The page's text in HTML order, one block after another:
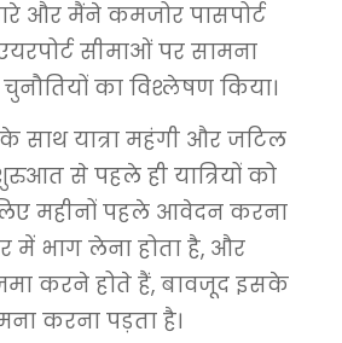
और मैंने कमजोर पासपोर्ट
सीमाओं पर सामना
का विश्लेषण किया।
साथ यात्रा महंगी और जटिल
से पहले ही यात्रियों को
महीनों पहले आवेदन करना
में भाग लेना होता है, और
करने होते हैं, बावजूद इसके
करना पड़ता है।